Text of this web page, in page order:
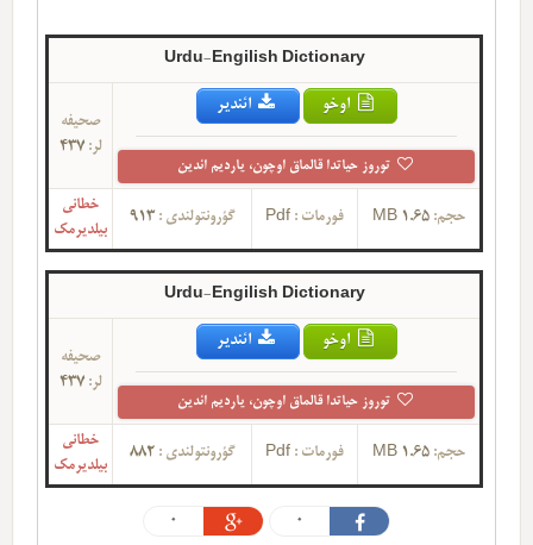
Urdu-Engilish Dictionary
اوخو ائندیر
توروز حیاتدا قالماق اوچون، یاردیم ائدین
صحیفه
لر: 437
حجم: 1.65 MB فورمات : Pdf گؤرونتولندی :913
خطانی
بیلدیرمک
Urdu-Engilish Dictionary
اوخو ائندیر
توروز حیاتدا قالماق اوچون، یاردیم ائدین
صحیفه
لر: 437
حجم: 1.65 MB فورمات : Pdf گؤرونتولندی : 882
خطانی
بیلدیرمک
0
0